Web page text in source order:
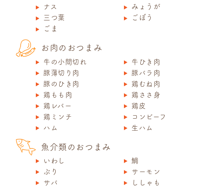
ナス
みょうが
三つ葉
ごぼう
ごま
お肉のおつまみ
牛の小間切れ
牛ひき肉
豚薄切り肉
豚バラ肉
豚のひき肉
鶏むね肉
鶏もも肉
鶏ささ身
鶏レバー
鶏皮
鶏ミンチ
コンビーフ
ハム
生ハム
魚介類のおつまみ
いわし
鯛
ぶり
サーモン
サバ
ししゃも